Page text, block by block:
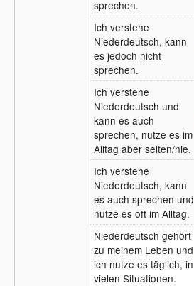
sprechen.
Ich verstehe
Niederdeutsch, kann
es jedoch nicht
sprechen.
Ich verstehe
Niederdeutsch und
kann es auch
sprechen, nutze es im
Alltag aber selten/nie.
Ich verstehe
Niederdeutsch, kann
es auch sprechen und
nutze es oft im Alltag.
Niederdeutsch gehört
zu meinem Leben und
ich nutze es täglich, in
vielen Situationen.